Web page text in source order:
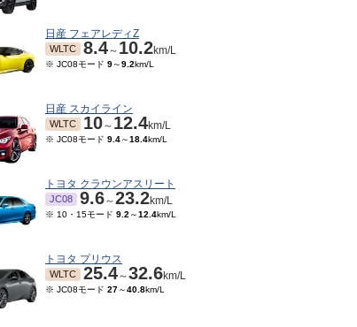
02 2022/09～2023/03
日産 フェアレディZ
WLTC 8.4～ 10.2km/L
※ JC08モード 9～9.2km/L
日産 スカイライン
WLTC 10～ 12.4km/L
※ JC08モード 9.4～18.4km/L
トヨタ クラウンアスリート
JC08 9.6～23.2km/L
※ 10・15モード 9.2 ～12.4km/L
トヨタ プリウス
WLTC 25.4～32.6km/L
※ JC08モード 27～40.8km/L